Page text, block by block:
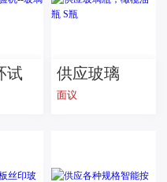
试
检
供应玻璃
瓶，橄榄油
面议